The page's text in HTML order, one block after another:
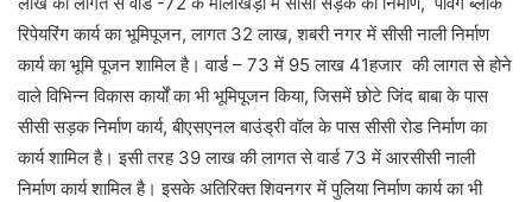
रिपेयरिंग कार्य का भूमिपूजन, लागत 32 लाख, शबरी नगर में सीसी नाली निर्माण
कार्य का भूमि पूजन शामिल है। वार्ड – 73 में 95 लाख 41हजार की लागत से होने
वाले विभिन्न विकास कार्यों का भी भूमिपूजन किया, जिसमें छोटे जिंद बाबा के पास
सीसी सड़क निर्माण कार्य, बीएसएनल बाउंड्री वॉल के पास सीसी रोड निर्माण का
कार्य शामिल है। इसी तरह 39 लाख की लागत से वार्ड 73 में आरसीसी नाली
निर्माण कार्य शामिल है। इसके अतिरिक्त शिवनगर में पुलिया निर्माण कार्य का भी